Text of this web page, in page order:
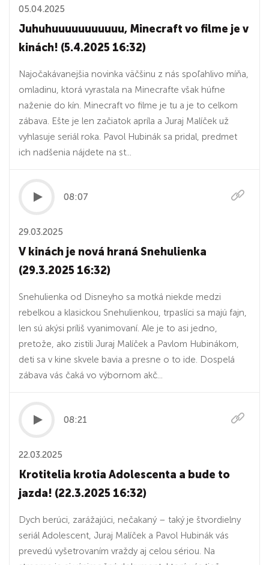
05.04.2025
Juhuhuuuuuuuuuuu, Minecraft vo filme je v
kinách! (5.4.2025 16:32)
Najočakávanejšia novinka väčšinu z nás spoľahlivo míňa,
omladinu, ktorá vyrastala na Minecrafte však húfne
naženie do kín. Minecraft vo filme je tu a je to celkom
zábava. Ešte je len začiatok apríla a Juraj Malíček už
vyhlasuje seriál roka. Pavol Hubinák sa pridal, predmet
ich nadšenia nájdete na st...
08:07
29.03.2025
V kinách je nová hraná Snehulienka
(29.3.2025 16:32)
Snehulienka od Disneyho sa motká niekde medzi
rebelkou a klasickou Snehulienkou, trpaslíci sa majú fajn,
len sú akýsi príliš vyanimovaní. Ale je to asi jedno,
pretože, ako zistili Juraj Malíček a Pavlom Hubinákom,
deti sa v kine skvele bavia a presne o to ide. Dospelá
zábava vás čaká vo výbornom akč...
08:21
22.03.2025
Krotitelia krotia Adolescenta a bude to
jazda! (22.3.2025 16:32)
Dych berúci, zarážajúci, nečakaný – taký je štvordielny
seriál Adolescent, Juraj Malíček a Pavol Hubinák vás
prevedú vyšetrovaním vraždy aj celou sériou. Na